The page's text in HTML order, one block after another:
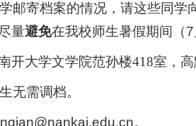
邮寄档案的情况，请这些同
量避免在我校师生暑假期间（
开大学文学院范孙楼418室，高
无需调档。
。